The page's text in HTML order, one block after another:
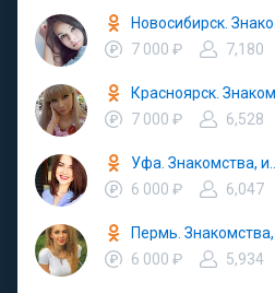
7 000 ₽
7,180
7 000 ₽
6,528
6 000 ₽
6,047
6 000 ₽
5,934